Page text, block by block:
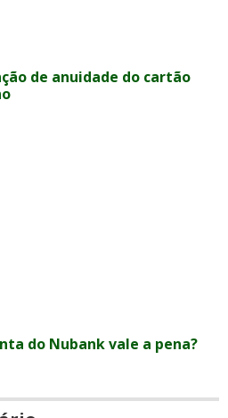
de anuidade do cartão
do Nubank vale a pena?